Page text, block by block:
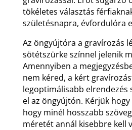
tökéletes választás
születésnapra, évfordulóra
Az öngyújtóra a gravírozás
sötétszürke színnel jelenik
Amennyiben a
nem kéred, a kért
legoptimálisabb elrendezés
el az öngyújtón. Kérjük
hogy minél hosszabb
méretét annál kisebbre kell